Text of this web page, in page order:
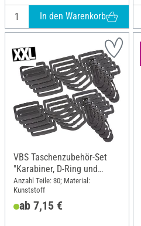
In den Warenkorb
VBS Taschenzubehör-Set
"Karabiner, D-Ring und
Leiterschnalle", 30-tlg
Anzahl Teile: 30; Material:
Kunststoff
ab 7,15 €